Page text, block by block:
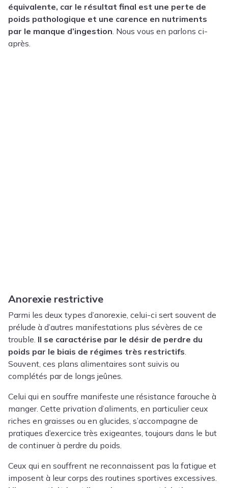
équivalente, car le résultat final est une perte de
poids pathologique et une carence en nutriments
par le manque d’ingestion . Nous vous en parlons ci-
après.
Anorexie restrictive
Parmi les deux types d’anorexie, celui-ci sert souvent de
prélude à d’autres manifestations plus sévères de ce
trouble. Il se caractérise par le désir de perdre du
poids par le biais de régimes très restrictifs
Souvent, ces plans alimentaires sont suivis ou
complétés par de longs jeûnes.
Celui qui en souffre manifeste une résistance farouche à
manger. Cette privation d’aliments, en particulier ceux
riches en graisses ou en glucides, s’accompagne de
pratiques d’exercice très exigeantes, toujours dans le but
de continuer à perdre du poids.
Ceux qui en souffrent ne reconnaissent pas la fatigue et
imposent à leur corps des routines sportives excessives.